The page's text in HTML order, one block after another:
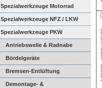
Spezialwerkzeuge Motorrad
Spezialwerkzeuge NFZ / LKW
Spezialwerkzeuge PKW
Antriebswelle & Radnabe
Bördelgeräte
Bremsen-Entlüftung
Demontage- &